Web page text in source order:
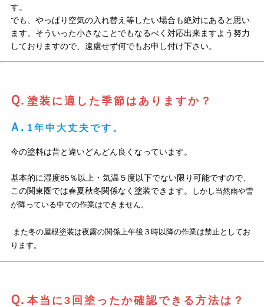
す。
でも、やっぱり空気の入れ替え等したい場合も絶対にあると思い
ます。そういった小さなことでもなるべく対応出来ますよう努力
しておりますので、遠慮せず何でもお申し付け下さい。
Ｑ. 塗装に適した季節はありますか？
Ａ. 1年中大丈夫です。
今の塗料は昔と違いどんどん良くなっています。
基本的に湿度85％以上・気温５度以下でない限り可能ですので、
この関東圏では春夏秋冬関係なく塗装できます。
しかし当然雨や雪
が降っている中での作業はできません。
また冬の屋根塗装は夜露の関係上午後３時以降の作業は禁止としてお
ります。
Ｑ. 本当に3回塗ったか確認できる方法は？